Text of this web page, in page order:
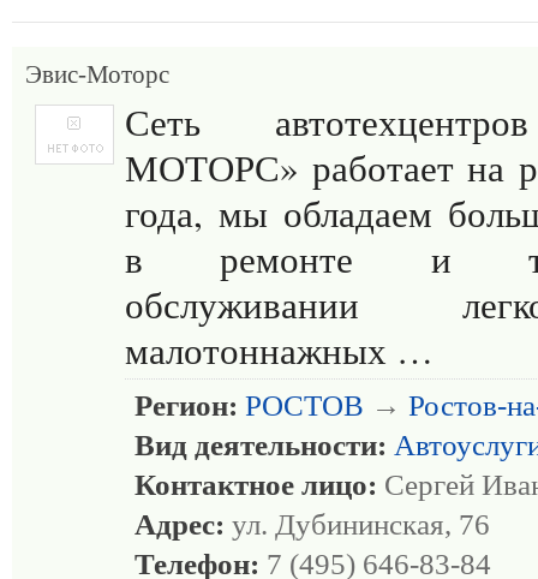
Эвис-Моторс
Сеть
МОТОРС» работает на
года, мы обладаем
в ремонте и
обслуживании
малотоннажных …
Регион: РОСТОВ → Ростов-
Вид деятельности:
Контактное лицо: Сергей
Адрес: ул. Дубининская, 76
Телефон: 7 (495) 646-83-84